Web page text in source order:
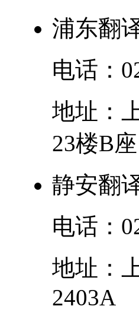
浦东翻
电话：
地址：
23楼B座
静安翻
电话：
地址：
2403A